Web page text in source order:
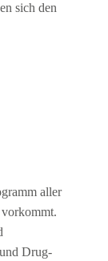
sich den
aller
Drug-